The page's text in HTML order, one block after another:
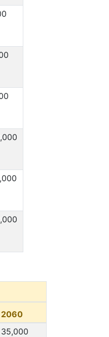
2060
35,000